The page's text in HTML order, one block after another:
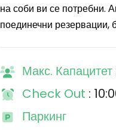
на соби ви се потребни.
поединечни резервации,
Макс. Капацитет
Check Out :
Паркинг